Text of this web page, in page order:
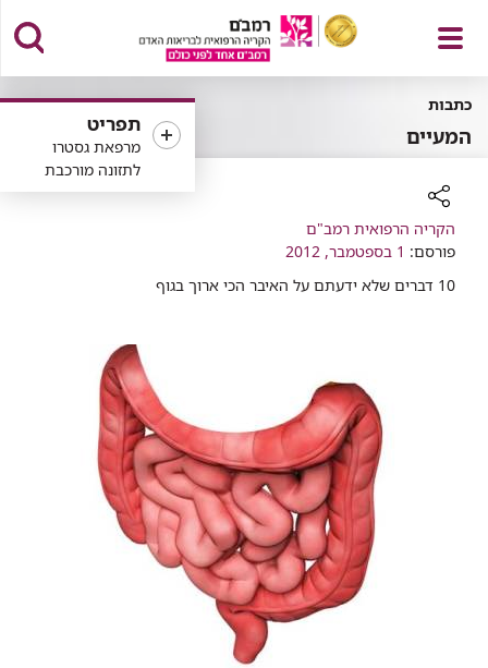
פתח
תפריט
תפריט
מרפאת גסטרו
לתזונה מורכבת
כתבות
המעיים
רכיב
שיתוף
הקריה הרפואית רמב"ם
פורסם: 1 בספטמבר, 2012
10 דברים שלא ידעתם על האיבר הכי ארוך בגוף